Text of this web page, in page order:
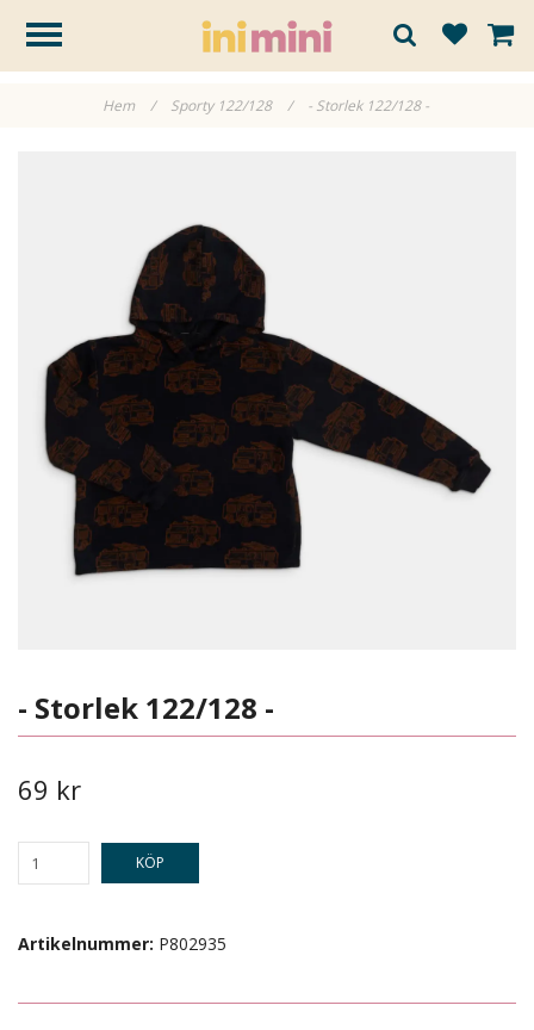
Hem / Sporty 122/128 / - Storlek 122/128 -
- Storlek 122/128 -
69 kr
KÖP
Artikelnummer: P802935